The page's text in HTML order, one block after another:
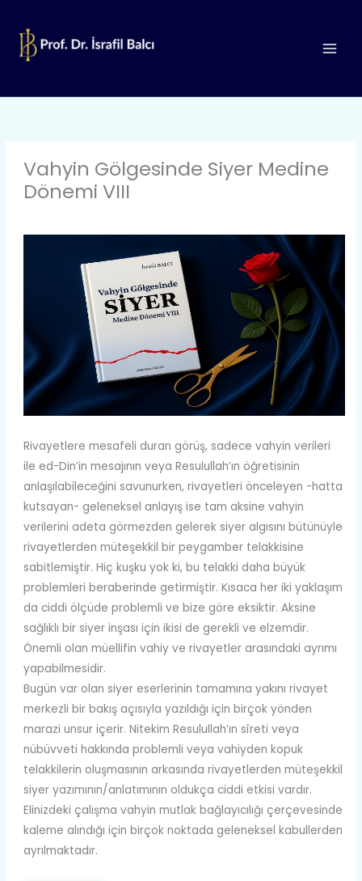
atla
Vahyin Gölgesinde Siyer Medine
Dönemi VIII
Rivayetlere mesafeli duran görüş, sadece vahyin verileri
ile ed-Din’in mesajının veya Resulullah’ın öğretisinin
anlaşılabileceğini savunurken, rivayetleri önceleyen -hatta
kutsayan- geleneksel anlayış ise tam aksine vahyin
verilerini adeta görmezden gelerek siyer algısını bütünüyle
rivayetlerden müteşekkil bir peygamber telakkisine
sabitlemiştir. Hiç kuşku yok ki, bu telakki daha büyük
problemleri beraberinde getirmiştir. Kısaca her iki yaklaşım
da ciddi ölçüde problemli ve bize göre eksiktir. Aksine
sağlıklı bir siyer inşası için ikisi de gerekli ve elzemdir.
Önemli olan müellifin vahiy ve rivayetler arasındaki ayrımı
yapabilmesidir.
Bugün var olan siyer eserlerinin tamamına yakını rivayet
merkezli bir bakış açısıyla yazıldığı için birçok yönden
marazi unsur içerir. Nitekim Resulullah’ın sîreti veya
nübüvveti hakkında problemli veya vahiyden kopuk
telakkilerin oluşmasının arkasında rivayetlerden müteşekkil
siyer yazımının/anlatımının oldukça ciddi etkisi vardır.
Elinizdeki çalışma vahyin mutlak bağlayıcılığı çerçevesinde
kaleme alındığı için birçok noktada geleneksel kabullerden
ayrılmaktadır.